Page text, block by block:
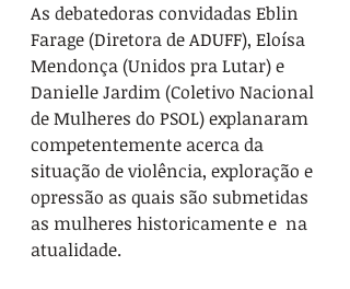
As debatedoras convidadas Eblin
Farage (Diretora de ADUFF), Eloísa
Mendonça (Unidos pra Lutar) e
Danielle Jardim (Coletivo Nacional
de Mulheres do PSOL) explanaram
competentemente acerca da
situação de violência, exploração e
opressão as quais são submetidas
as mulheres historicamente e  na
atualidade.